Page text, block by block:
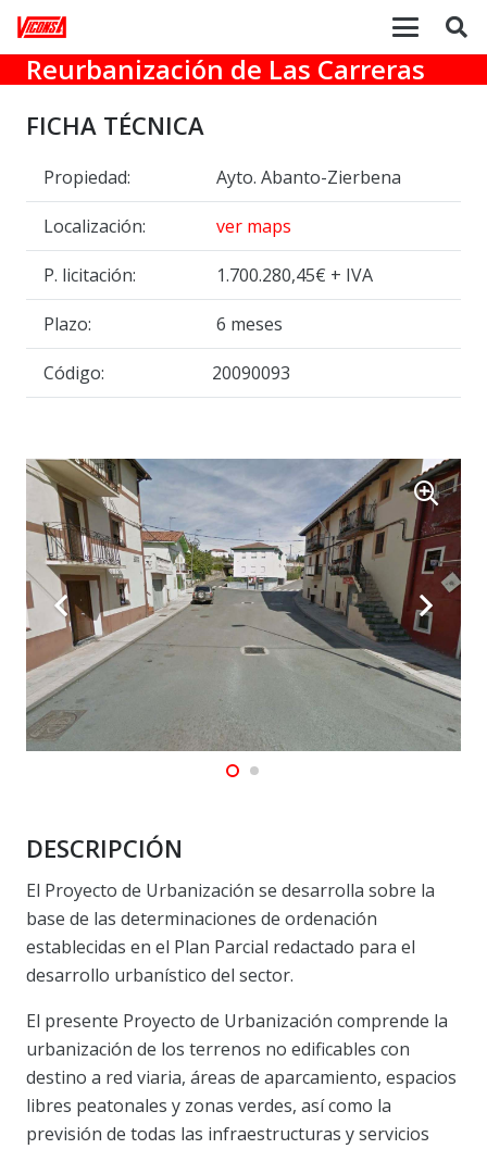
Reurbanización de Las Carreras
FICHA TÉCNICA
Propiedad: Ayto. Abanto-Zierbena
Localización: ver maps
P. licitación: 1.700.280,45€ + IVA
Plazo: 6 meses
Código: 20090093
DESCRIPCIÓN
El Proyecto de Urbanización se desarrolla sobre la
base de las determinaciones de ordenación
establecidas en el Plan Parcial redactado para el
desarrollo urbanístico del sector.
El presente Proyecto de Urbanización comprende la
urbanización de los terrenos no edificables con
destino a red viaria, áreas de aparcamiento, espacios
libres peatonales y zonas verdes, así como la
previsión de todas las infraestructuras y servicios